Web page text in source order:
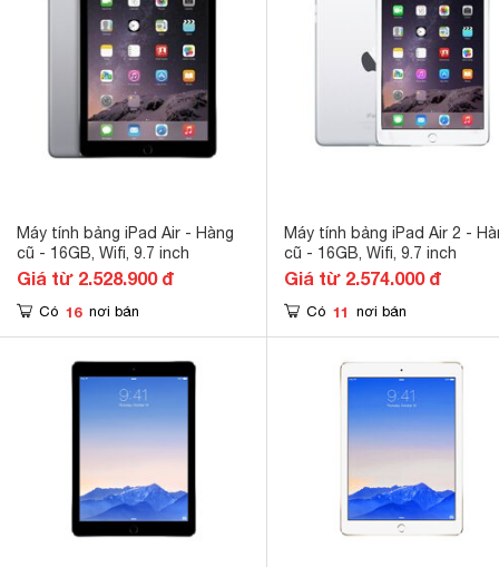
Máy tính bảng iPad Air - Hàng
cũ - 16GB, Wifi, 9.7 inch
Giá từ 2.528.900 đ
Có 16 nơi bán
Máy tính bảng iPad Air 2 -
cũ - 16GB, Wifi, 9.7 inch
Giá từ 2.574.000 đ
Có 11 nơi bán